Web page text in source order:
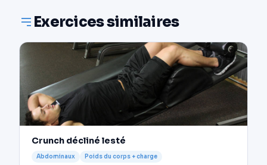
Exercices similaires
Crunch décliné lesté
Abdominaux Poids du corps + charge